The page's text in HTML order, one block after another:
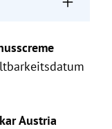
bei
empfohlen.
Austria